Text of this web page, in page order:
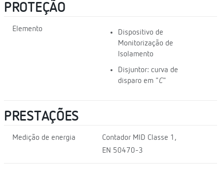
PROTEÇÃO
Elemento
Dispositivo de
Monitorização de
Isolamento
Disjuntor: curva de
disparo em "C"
PRESTAÇÕES
Medição de energia
Contador MID Classe 1,
EN 50470-3